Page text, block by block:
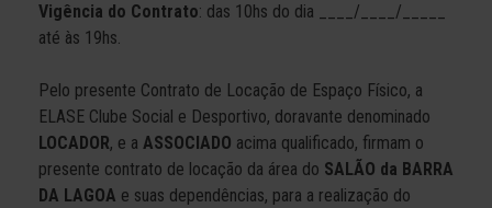
Vigência do Contrato: das 10hs do dia ____/____/_____
até às 19hs.
Pelo presente Contrato de Locação de Espaço Físico, a
ELASE Clube Social e Desportivo, doravante denominado
LOCADOR, e a ASSOCIADO acima qualificado, firmam o
presente contrato de locação da área do SALÃO da BARRA
DA LAGOA e suas dependências, para a realização do